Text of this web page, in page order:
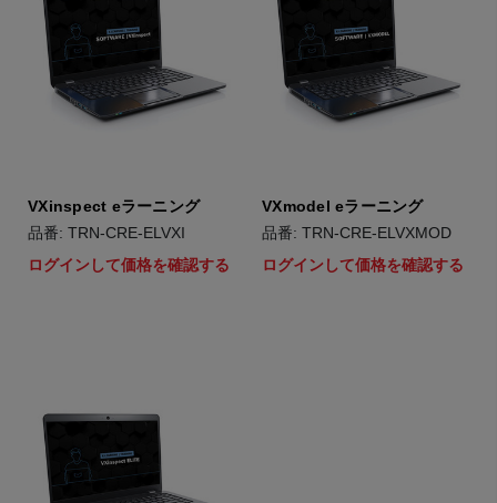
VXinspect eラーニング
品番: TRN-CRE-ELVXI
ログインして価格を確認する
VXmodel eラーニング
品番: TRN-CRE-ELVXMOD
ログインして価格を確認する